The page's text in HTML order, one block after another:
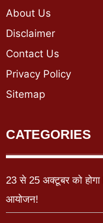
About Us
Disclaimer
Contact Us
Privacy Policy
Sitemap
CATEGORIES
23 से 25 अक्टूबर को
आयोजन!